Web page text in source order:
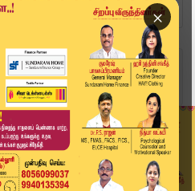
×
கண்டிக்க வேண்டும் - வன்ன...